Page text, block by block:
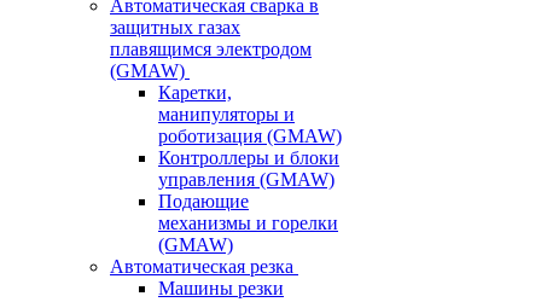
Автоматическая сварка в
защитных газах
плавящимся электродом
(GMAW)
Каретки,
манипуляторы и
роботизация (GMAW)
Контроллеры и блоки
управления (GMAW)
Подающие
механизмы и горелки
(GMAW)
Автоматическая резка
Машины резки